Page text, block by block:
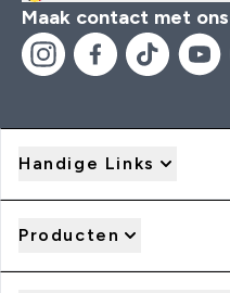
Maak contact met ons
Handige Links
Producten